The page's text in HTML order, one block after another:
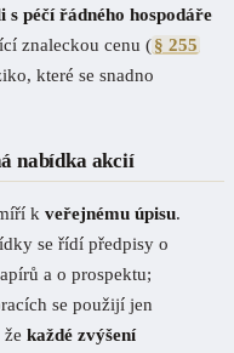
s péčí řádného hospodáře
znaleckou cenu (§ 255
které se snadno
nabídka akcií
k veřejnému úpisu.
se řídí předpisy o
a o prospektu;
se použijí jen
že každé zvýšení